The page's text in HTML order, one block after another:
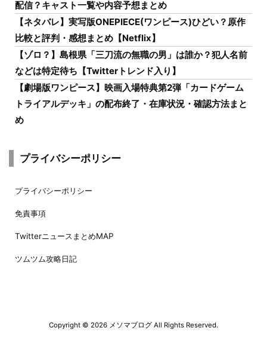
配信？キャスト一覧や内容予想まとめ
【ネタバレ】実写版ONEPIECE(ワンピース)ひどい？原作
比較と評判・感想まとめ【Netflix】
【ゾロ？】島根県「三刀流の無職の男」は誰か？犯人名前
などは特定待ち【Twitterトレンド入り】
【劇場版ワンピース】映画入場特典第2弾「カードゲーム
トライアルデッキ」の配布終了・在庫状況・確認方法まと
め
プライバシーポリシー
プライバシーポリシー
免責事項
TwitterニュースまとめMAP
ツムツム攻略日記
Copyright © 2026 メソマブログ All Rights Reserved.